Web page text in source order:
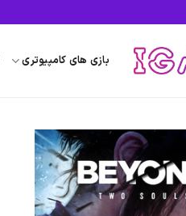
بازی های کامپیوتری